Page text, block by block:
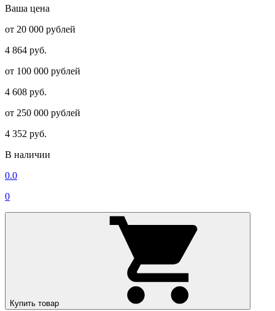
Ваша цена
от 20 000 рублей
4 864 руб.
от 100 000 рублей
4 608 руб.
от 250 000 рублей
4 352 руб.
В наличии
0.0
0
Купить товар